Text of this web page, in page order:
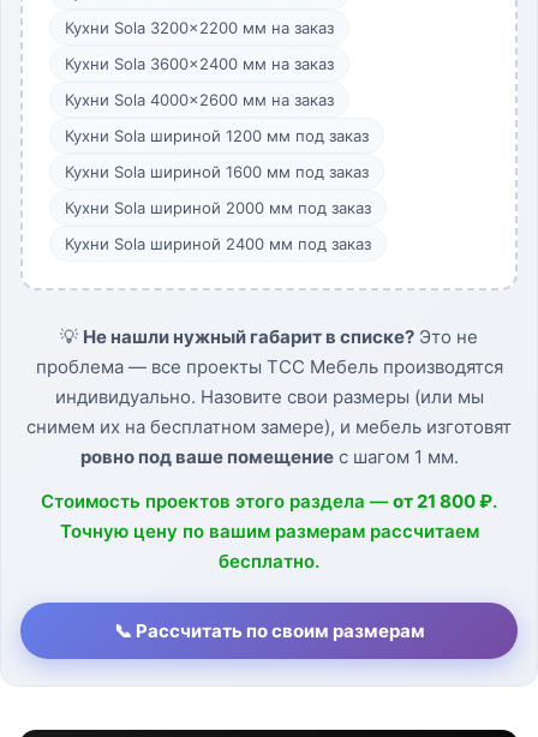
Кухни Sola 3200×2200 мм на заказ
Кухни Sola 3600×2400 мм на заказ
Кухни Sola 4000×2600 мм на заказ
Кухни Sola шириной 1200 мм под заказ
Кухни Sola шириной 1600 мм под заказ
Кухни Sola шириной 2000 мм под заказ
Кухни Sola шириной 2400 мм под заказ
💡 Не нашли нужный габарит в списке? Это не
проблема — все проекты ТСС Мебель производятся
индивидуально. Назовите свои размеры (или мы
снимем их на бесплатном замере), и мебель изготовят
ровно под ваше помещениес шагом 1 мм.
Стоимость проектов этого раздела — от 21 800 ₽.
Точную цену по вашим размерам рассчитаем
бесплатно.
📞 Рассчитать по своим размерам